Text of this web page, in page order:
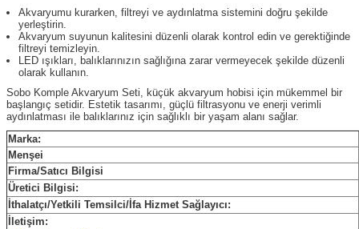
Akvaryumu kurarken, filtreyi ve aydınlatma sistemini doğru şekilde
yerleştirin.
Akvaryum suyunun kalitesini düzenli olarak kontrol edin ve gerektiğinde
filtreyi temizleyin.
LED ışıkları, balıklarınızın sağlığına zarar vermeyecek şekilde düzenli
olarak kullanın.
Sobo Komple Akvaryum Seti, küçük akvaryum hobisi için mükemmel bir
başlangıç setidir. Estetik tasarımı, güçlü filtrasyonu ve enerji verimli
aydınlatması ile balıklarınız için sağlıklı bir yaşam alanı sağlar.
Marka:
Menşei
Firma/Satıcı Bilgisi
Üretici Bilgisi:
İthalatçı/Yetkili Temsilci/İfa Hizmet Sağlayıcı:
İletişim: